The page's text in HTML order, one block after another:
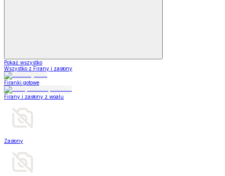
Pokaż wszystko
Wszystko z Firany i zasłony
Firanki gotowe
Firany i zasłony z woalu
Zasłony